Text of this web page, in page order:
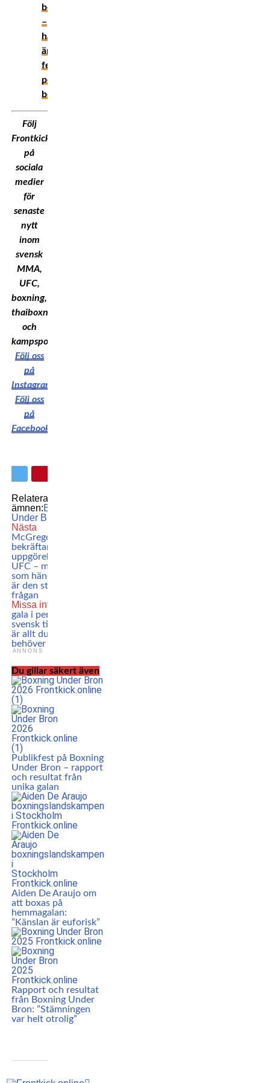
boxning
–
här
är
fem
positiva
besked
Följ
Frontkick.Online
på
sociala
medier
för
senaste
nytt
inom
svensk
MMA,
UFC,
boxning,
thaiboxning
och
kampsport!
Följ oss
på
Instagram
Följ oss
på
Facebook
Relaterade
ämnen:Boxning
Under Bron
Nästa
McGregor
bekräftar ny
uppgörelse med
UFC – men vad
som händer sen
är den stora
frågan
Missa inte
gala i perfekt
svensk tid – här
är allt du
behöver veta
ANNONS
Du gillar säkert även
Publikfest på Boxning
Under Bron – rapport
och resultat från
unika galan
Aiden De Araujo om
att boxas på
hemmagalan:
”Känslan är euforisk”
Rapport och resultat
från Boxning Under
Bron: ”Stämningen
var helt otrolig”